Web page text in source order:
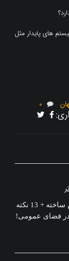
های پایدار مثل
0
انواع پله پیش ساخته + 13 نکته
در فضای عمومی!